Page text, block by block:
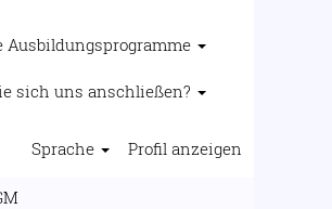
Ausbildungsprogramme
sich uns anschließen?
Sprache Profil anzeigen